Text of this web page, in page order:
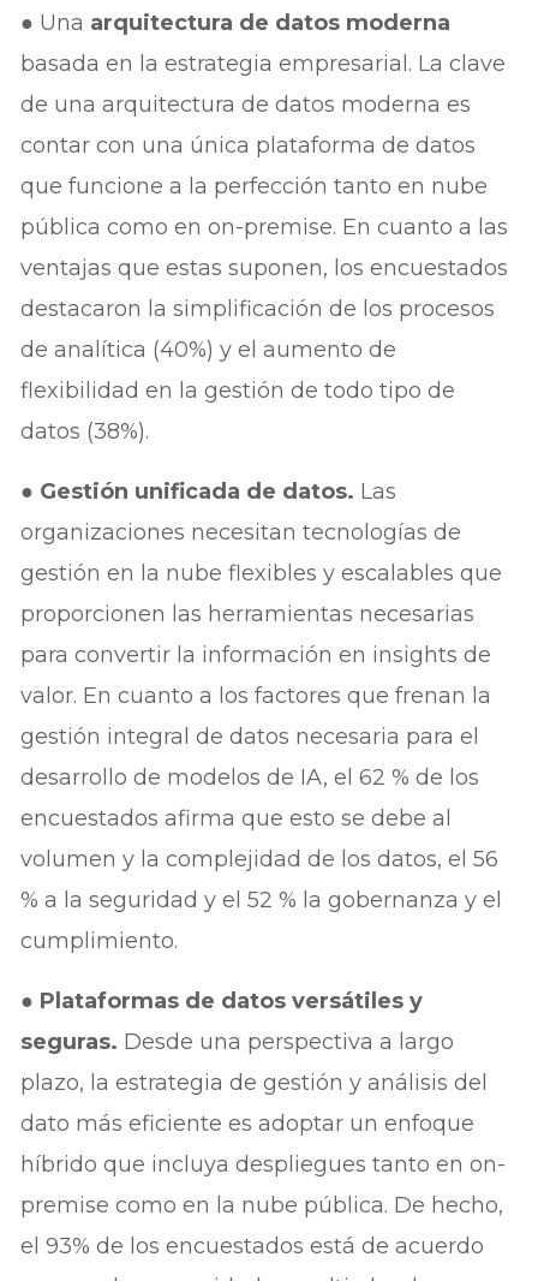
● Una arquitectura de datos moderna
basada en la estrategia empresarial. La clave
de una arquitectura de datos moderna es
contar con una única plataforma de datos
que funcione a la perfección tanto en nube
pública como en on-premise. En cuanto a las
ventajas que estas suponen, los encuestados
destacaron la simplificación de los procesos
de analítica (40%) y el aumento de
flexibilidad en la gestión de todo tipo de
datos (38%).
● Gestión unificada de datos. Las
organizaciones necesitan tecnologías de
gestión en la nube flexibles y escalables que
proporcionen las herramientas necesarias
para convertir la información en insights de
valor. En cuanto a los factores que frenan la
gestión integral de datos necesaria para el
desarrollo de modelos de IA, el 62 % de los
encuestados afirma que esto se debe al
volumen y la complejidad de los datos, el 56
% a la seguridad y el 52 % la gobernanza y el
cumplimiento.
● Plataformas de datos versátiles y
seguras. Desde una perspectiva a largo
plazo, la estrategia de gestión y análisis del
dato más eficiente es adoptar un enfoque
híbrido que incluya despliegues tanto en on-
premise como en la nube pública. De hecho,
el 93% de los encuestados está de acuerdo